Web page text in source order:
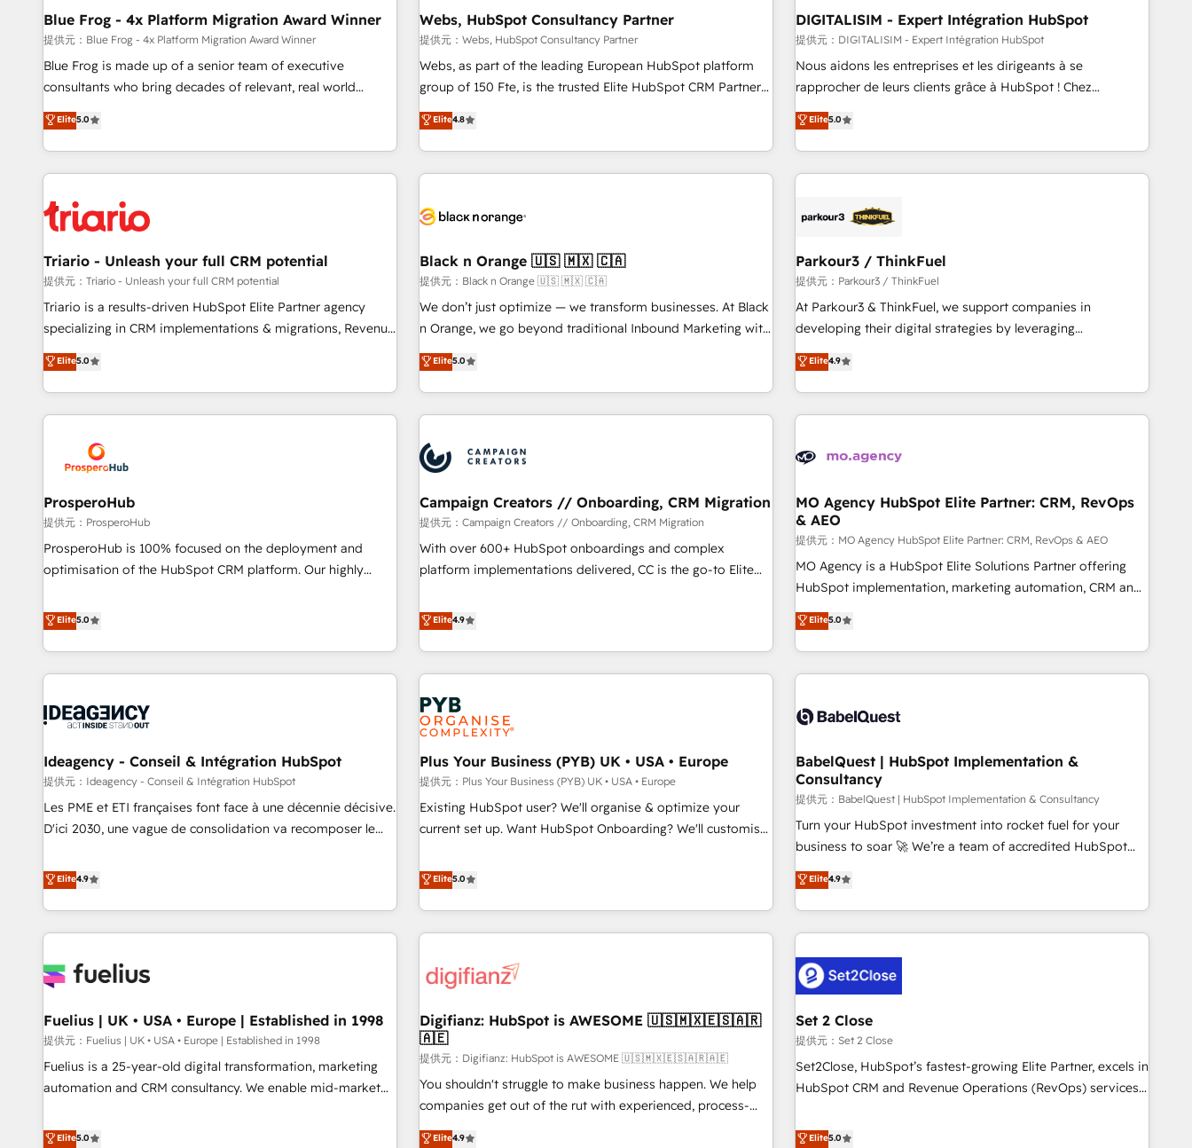
migration, synchronisation API, audit et maintenance) ➤ La
création de sites internet de conversion qui transforment
les visiteurs en opportunités d'affaires ➤ La mise en place
de stratégies d'acquisition marketing (SEO, SEA, inbound,
clés : - 10 ans d'expérience - 100+ intégrations CRM
HubSpot réussies - 40 experts conseil - 150 certifications
marketing and pipeline growth programs • Sales
enablement tools and CRM optimization • Retention
strategies with customer journey mapping 🏅 Elite-Level
HubSpot Execution • 750+ onboardings and 2,000+
and service hubs • Built-in flexibility for startups to global
brands
Lead generation services using HubSpot Why us? - SIX
HubSpot Accreditations - awarded by HubSpot after a
rigorous process for CRM, Solutions Architecture,
Onboarding , Data Migration, Custom Integration & Platform
Top 1% of partners worldwide -In-house team of 25+
experts Contact us today to help you get more from your
Blue Frog - 4x Platform Migration Award Winner
提供元：Blue Frog - 4x Platform Migration Award Winner
Blue Frog is made up of a senior team of executive
consultants who bring decades of relevant, real world
experience to our client engagements. "Blue Frog is a top,
trusted partner in HubSpot's ecosystem for a reason. Their
team brings over a decade of experience to the table, along
with deep knowledge of the HubSpot platform and
helping our customers grow and finding solutions that fit
their unique business needs. We are thrilled to have Blue
Frog in the HubSpot ecosystem leading the way for
customers!" - Yamini Rangan, CEO of HubSpot “Our
experience with the team at Blue Frog has been nothing
short of extraordinary. Their years of experience and quality
the HubSpot ecosystem as a reliable partner capable of
delivering remarkable experiences for our most
Elite5.0
Webs, HubSpot Consultancy Partner
提供元：Webs, HubSpot Consultancy Partner
Webs, as part of the leading European HubSpot platform
group of 150 Fte, is the trusted Elite HubSpot CRM Partner
offering you a roadmap on maximizing EBITDA and
achieving Commercial Excellence. With our targeted
processes, we strengthen your digital transformation and
minimize costs. As HubSpot's Advanced Accredited CRM
business forward. Since 2015 we are fully dedicated to
with reputable companies in B2B sectors such as
manufacturing, SaaS and business services. We prepare a
customized business case that demonstrates the value and
impact of your digital transformation, including a detailed
extension of your team, we believe in the power of
partnership. Together, we embark on a transformational
Elite4.8
DIGITALISIM - Expert Intégration HubSpot
提供元：DIGITALISIM - Expert Intégration HubSpot
Nous aidons les entreprises et les dirigeants à se
rapprocher de leurs clients grâce à HubSpot ! Chez
DIGITALISIM, nous avons l'intime conviction que la réussite
des entreprises passe par l’innovation web, le marketing
digital, et la relation client ! C'est pourquoi, nos experts sont
à la fois capables de gérer votre projet de création de site
pilotage et l'intégration d'HubSpot ! Les grandes phases
migration et intégration des bases de données. 🚀
Développement des interfaces avec vos logiciels métiers ⚙️
Configuration de la plateforme HubSpot 📈 Configuration
de rapports et tableaux de bord 🤝 Book Process &
Elite5.0
Triario - Unleash your full CRM potential
提供元：Triario - Unleash your full CRM potential
Triario is a results-driven HubSpot Elite Partner agency
specializing in CRM implementations & migrations, Revenue
Operations, Custom Integrations, Custom AI agents and AI-
ready Website Design With over 15 years of experience, we
help companies bridge the gap between marketing, sales,
and customer success through smart automation, data
us because we blend the expertise of a global consultancy
with the care and agility of a boutique firm. At Triario, we’re
big enough to deliver but small enough to listen. Our
Services: HubSpot implementations & data migration
Custom AI agents Revenue Operations API integrations AI-
ready Website design Let’s turn your CRM into your growth
Elite5.0
Black n Orange 🇺🇸 🇲🇽 🇨🇦
提供元：Black n Orange 🇺🇸 🇲🇽 🇨🇦
We don’t just optimize — we transform businesses. At Black
n Orange, we go beyond traditional Inbound Marketing with
our exclusive methodologies: BOOMS and BOOST. Together,
they form a powerful combination that has driven success
for over 800 businesses worldwide. As Elite HubSpot
Partners, we specialize in crafting high-performance growth
and revenue intelligence to help companies scale faster and
smarter. 🔹 BOOMS: Demand generation for all your buyers
With BOOMS, you invest in 100% of your buyers,
accelerating your growth and positioning yourself as an
undisputed leader. 🔹 BOOST: Optimize your digital
transformation process A methodology designed to
rating of 4.9/5 and a proven track record of business
transformation, our growth-first approach has helped
Elite5.0
Parkour3 / ThinkFuel
提供元：Parkour3 / ThinkFuel
At Parkour3 & ThinkFuel, we support companies in
developing their digital strategies by leveraging
technologies and automating their marketing and sales
processes to generate growth. Our offer spans from
Strategy to Operations. We specialize in CRM onboarding
and implementation, web design, sales & marketing
experience working with tech companies and
empowering our clients and developing their autonomy. Get
to grips with HubSpot through guided implementation and
seamless integration of the CRM platform into your digital
ecosystem. Would you like support in deploying your
inbound marketing strategy? We'll provide support tailored
we are part of the most certified Canadian agencies, and we
both hold Onboarding Accreditations. Based in Canada
Elite4.9
ProsperoHub
提供元：ProsperoHub
ProsperoHub is 100% focused on the deployment and
optimisation of the HubSpot CRM platform. Our highly
achieve maximum adoption and ROI from your HubSpot
investment. Use our extensive HubSpot, sales, marketing,
service and integrations expertise to lead your team on
their HubSpot journey, design and implement your
life. Our collaborative approach keeps you in control whilst
have successfully supported over 500 organisations with
HubSpot implementation, optimisation, training, and
adoption assurance. Our tried and tested Roadmap
methodology will ensure that you receive the best
HubSpot or seeking to turn around a poor install, our team
have the change management expertise to deliver the
solutions you need.
Elite5.0
Campaign Creators // Onboarding, CRM Migration
提供元：Campaign Creators // Onboarding, CRM Migration
With over 600+ HubSpot onboardings and complex
platform implementations delivered, CC is the go-to Elite
replatform, and scale smarter. We specialize in high-impact
CRM and CMS migrations and onboarding from platforms
like Salesforce, NetSuite, Zoho, Pardot, Marketo, Microsoft
Dynamics, Wix, WordPress and legacy CRMs, turning
fragmented systems into unified, growth-ready HubSpot
architectures that accelerate revenue operations and
performance. - Multi-object CRM migration, cleanup, and
implementation. - Pre-built and custom integrations across
your full tech stack. - Custom object setup, CMS builds, and
full-funnel automation. - Dashboards, lifecycle campaigns,
and lead nurturing sequences. - Cross-hub setup across
optimization, managed support, and scalable retainers.
Let’s make HubSpot your most powerful growth engine.
Built to convert, scale, and drive results.
Elite4.9
MO Agency HubSpot Elite Partner: CRM, RevOps
& AEO
提供元：MO Agency HubSpot Elite Partner: CRM, RevOps & AEO
MO Agency is a HubSpot Elite Solutions Partner offering
HubSpot implementation, marketing automation, CRM and
RevOps consulting, data architecture, sales enablement,
lifecycle automation, lead scoring and revenue reporting.
HubSpot, Salesforce and integrated enterprise stacks.
Digital Marketing, Answer Engine Optimisation, and
Content Hub, WordPress development, B2B SEO, paid
led companies across technology, professional services,
financial services and industrial sectors. Offices in
Johannesburg, Cape Town and London. 500+ HubSpot CRM
implementations delivered. AI visibility coverage across
ChatGPT, Claude, Perplexity, Gemini and Google AI
HubSpot Impact Award - Integrations Innovation HubSpot
Impact Award - Platform Migration Excellence HubSpot
Elite5.0
Ideagency - Conseil & Intégration HubSpot
提供元：Ideagency - Conseil & Intégration HubSpot
Les PME et ETI françaises font face à une décennie décisive.
D'ici 2030, une vague de consolidation va recomposer le
leur transformation. Le problème ? 58% des dirigeants
savent que l'IA est vitale pour leur survie. Mais 57% n'ont
aucune stratégie. Et 43% ne maîtrisent même pas leurs
données. C'est le paradoxe français : conscience totale,
n'est pas une entreprise qui utilise l'IA. C'est une
humaine et l'intelligence artificielle. Pas pour remplacer
l'humain, mais pour l'augmenter. Chez Ideagency, nous
accompagnons cette transformation. D'abord les
fondations : des données unifiées, des processus alignés.
surtout : l'humain qui reste au centre. Parce que la vraie
Elite4.9
Plus Your Business (PYB) UK • USA • Europe
提供元：Plus Your Business (PYB) UK • USA • Europe
Existing HubSpot user? We'll organise & optimize your
current set up. Want HubSpot Onboarding? We'll customise
to our Profile! We can help with... • CRM implementation,
reports & workflows, and team training • CRM migration:
Salesforce, Pipedrive, Dynamics etc • Technical projects inc.
Custom API integrations & ERP systems inc. SAP and
skilled members) • 150+ Clients for Sales Hub, Marketing
27001:2022, ISO 9001:2015 and now... ISO 42001: 2023
certified • Exclusive AI 'GuardHub' governance framework,
based on ISO 42001 - helping you 'organise complexity'
𝗥𝗲𝗮𝗱𝘆 𝗳𝗼𝗿 𝘁𝗵𝗲 𝗻𝗲𝘅𝘁 𝘀𝘁𝗲𝗽? Click the 👈 '𝗖𝗼𝗻𝘁𝗮𝗰𝘁
𝗯𝘂𝘀𝗶𝗻𝗲𝘀𝘀' button to get in touch (𝘸𝘦'𝘳𝘦 𝘴𝘶𝘱𝘦𝘳 𝘳𝘦𝘴𝘱𝘰𝘯𝘴𝘪𝘷𝘦)
Elite5.0
BabelQuest | HubSpot Implementation &
Consultancy
提供元：BabelQuest | HubSpot Implementation & Consultancy
Turn your HubSpot investment into rocket fuel for your
business to soar 🚀 We’re a team of accredited HubSpot
experts ready to help you. We can implement the platform
into complex business environments, optimise what you've
got and make sure you can actually use it, build your
website in HubSpot or create an inbound marketing
G-Cloud 14 CCS (Crown Commercial Service) framework,
meaning we've been accredited by HubSpot and vetted by
the CCS, which means we can support public sector
companies as well the other ones listed in our profile. Our
services: - HubSpot implementation - HubSpot CMS
website build We can do lots of things. But everything we
customers - Make better decisions with data - Find a new
Elite4.9
Fuelius | UK • USA • Europe | Established in 1998
提供元：Fuelius | UK • USA • Europe | Established in 1998
Fuelius is a 25-year-old digital transformation, marketing
automation and CRM consultancy. We enable mid-market
and fuel their growth. We modernise platforms, streamline
Elite5.0
Digifianz: HubSpot is AWESOME 🇺🇸🇲🇽🇪🇸🇦🇷
🇦🇪
提供元：Digifianz: HubSpot is AWESOME 🇺🇸🇲🇽🇪🇸🇦🇷🇦🇪
You shouldn't struggle to make business happen. We help
companies get out of the rut with experienced, process-
oriented teams implementing HubSpot Marketing, Sales,
Elite4.9
Set 2 Close
提供元：Set 2 Close
Set2Close, HubSpot’s fastest-growing Elite Partner, excels in
HubSpot CRM and Revenue Operations (RevOps) services
Partner, we specialize in custom HubSpot CRM solutions.
Elite5.0